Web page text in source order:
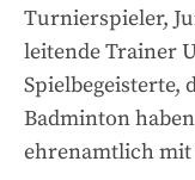
Turnierspieler,
leitende Trainer
Spielbegeisterte,
Badminton
ehrenamtlich mit